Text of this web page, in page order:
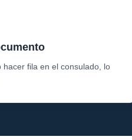
hacer fila en el consulado, lo